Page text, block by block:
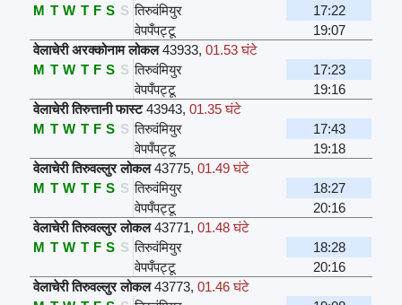
M T W T F S S तिरुवंमियुर
17:22
वेपपँपट्टू
19:07
वेलाचेरी अरक्कोनाम लोकल 43933,01.53 घंटे
M T W T F S S तिरुवंमियुर
17:23
वेपपँपट्टू
19:16
वेलाचेरी तिरुत्तानी फास्ट 43943,01.35 घंटे
M T W T F S S तिरुवंमियुर
17:43
वेपपँपट्टू
19:18
वेलाचेरी तिरुवल्लुर लोकल 43775,01.49 घंटे
M T W T F S S तिरुवंमियुर
18:27
वेपपँपट्टू
20:16
वेलाचेरी तिरुवल्लुर लोकल 43771,01.48 घंटे
M T W T F S S तिरुवंमियुर
18:28
वेपपँपट्टू
20:16
वेलाचेरी तिरुवल्लुर लोकल 43773,01.46 घंटे